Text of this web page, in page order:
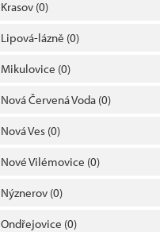
Krasov (0)
Lipová-lázně (0)
Mikulovice (0)
Nová Červená Voda (0)
Nová Ves (0)
Nové Vilémovice (0)
Nýznerov (0)
Ondřejovice (0)